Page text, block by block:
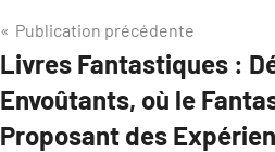
Navigation
de
l’article
Publication précédente
Livres Fantastiques :
Envoûtants, où le
Proposant des